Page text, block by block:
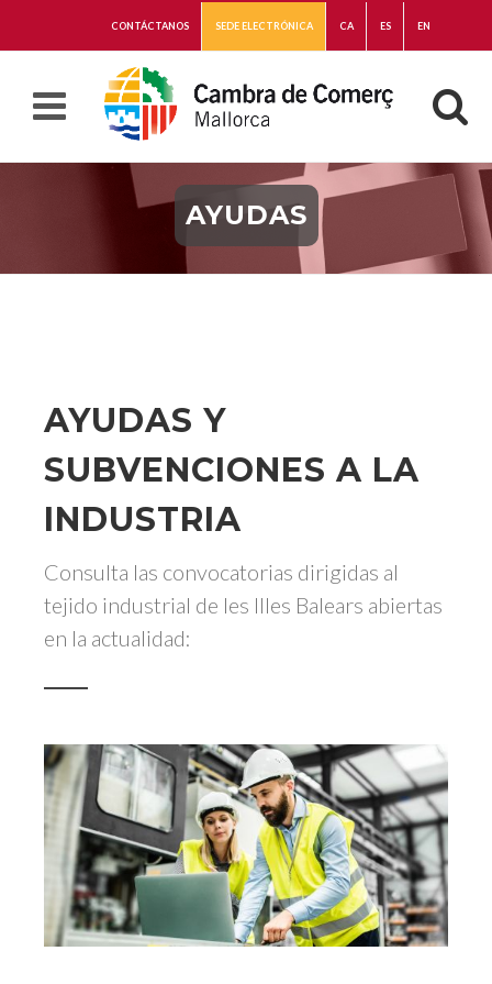
CONTÁCTANOS SEDE ELECTRÓNICA CA ES EN
AYUDAS
AYUDAS Y
SUBVENCIONES A LA
INDUSTRIA
Consulta las convocatorias dirigidas al
tejido industrial de les Illes Balears abiertas
en la actualidad: